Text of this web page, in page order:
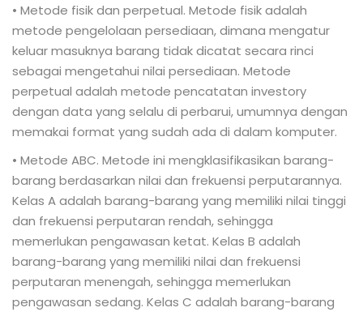
• Metode fisik dan perpetual. Metode fisik adalah
metode pengelolaan persediaan, dimana mengatur
keluar masuknya barang tidak dicatat secara rinci
sebagai mengetahui nilai persediaan. Metode
perpetual adalah metode pencatatan investory
dengan data yang selalu di perbarui, umumnya dengan
memakai format yang sudah ada di dalam komputer.
• Metode ABC. Metode ini mengklasifikasikan barang-
barang berdasarkan nilai dan frekuensi perputarannya.
Kelas A adalah barang-barang yang memiliki nilai tinggi
dan frekuensi perputaran rendah, sehingga
memerlukan pengawasan ketat. Kelas B adalah
barang-barang yang memiliki nilai dan frekuensi
perputaran menengah, sehingga memerlukan
pengawasan sedang. Kelas C adalah barang-barang